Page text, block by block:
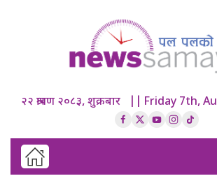
२२ श्रावण २०८३, शुक्रबार || Friday 7th,